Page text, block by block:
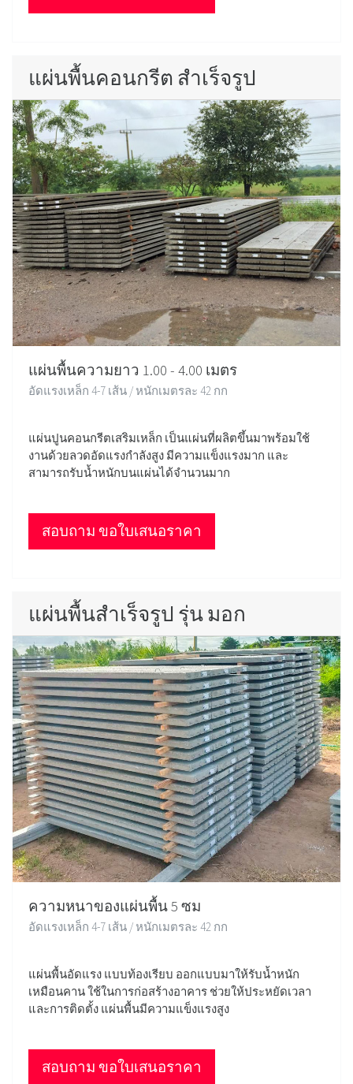
แผ่นพื้นคอนกรีต สำเร็จรูป
แผ่นพื้นความยาว 1.00 - 4.00 เมตร
อัดแรงเหล็ก 4-7 เส้น / หนักเมตรละ 42 กก
แผ่นปูนคอนกรีตเสริมเหล็ก เป็นแผ่นที่ผลิตขึ้นมาพร้อมใช้
งานด้วยลวดอัดแรงกำลังสูง มีความแข็งแรงมาก และ
สามารถรับน้ำหนักบนแผ่นได้จำนวนมาก
สอบถาม ขอใบเสนอราคา
แผ่นพื้นสำเร็จรูป รุ่น มอก
ความหนาของแผ่นพื้น 5 ซม
อัดแรงเหล็ก 4-7 เส้น / หนักเมตรละ 42 กก
แผ่นพื้นอัดแรง แบบท้องเรียบ ออกแบบมาให้รับน้ำหนัก
เหมือนคาน ใช้ในการก่อสร้างอาคาร ช่วยให้ประหยัดเวลา
และการติดตั้ง แผ่นพื้นมีความแข็งแรงสูง
สอบถาม ขอใบเสนอราคา